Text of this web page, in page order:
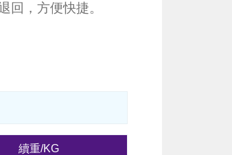
回，方便快捷。
續重/KG